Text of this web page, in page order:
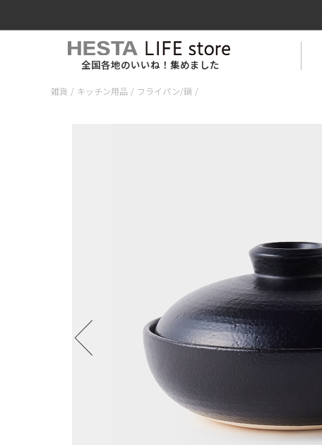
全国各地のいいね！集めました
雑貨 / キッチン用品 / フライパン/鍋 /